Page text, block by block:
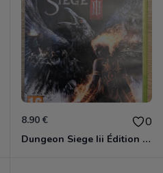
8.90 € 0
Dungeon Siege Iii Édition Limitée - Vf Intégrale Xbox 360